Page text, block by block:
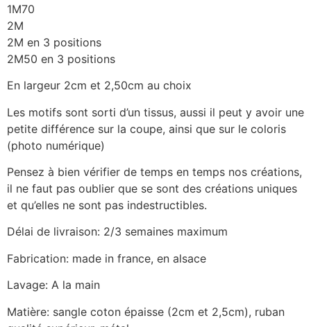
1M70
2M
2M en 3 positions
2M50 en 3 positions
En largeur 2cm et 2,50cm au choix
Les motifs sont sorti d’un tissus, aussi il peut y avoir une
petite différence sur la coupe, ainsi que sur le coloris
(photo numérique)
Pensez à bien vérifier de temps en temps nos créations,
il ne faut pas oublier que se sont des créations uniques
et qu’elles ne sont pas indestructibles.
Délai de livraison: 2/3 semaines maximum
Fabrication: made in france, en alsace
Lavage: A la main
Matière: sangle coton épaisse (2cm et 2,5cm), ruban